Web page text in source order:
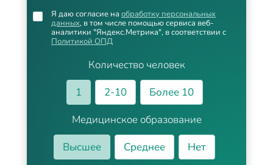
Количество человек
1
2-10
Более 10
Медицинское образование
Высшее
Среднее Нет
Я даю согласие на обработку персональных
данных, в том числе помощью сервиса веб-
аналитики "Яндекс.Метрика", в соответствии с
Политикой ОПД